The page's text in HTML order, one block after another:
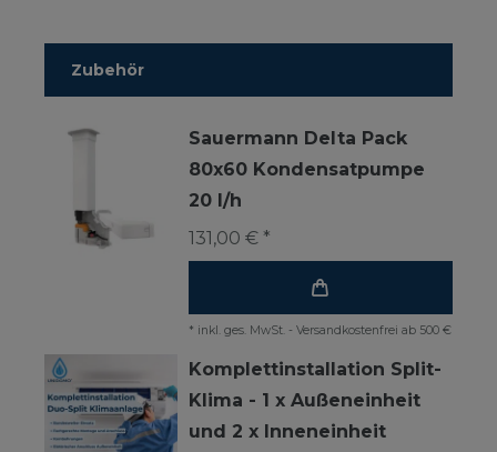
Zubehör
Sauermann Delta Pack
80x60 Kondensatpumpe
20 l/h
131,00 € *
* inkl. ges. MwSt. - Versandkostenfrei ab 500 €
Komplettinstallation Split-
Klima - 1 x Außeneinheit
und 2 x Inneneinheit